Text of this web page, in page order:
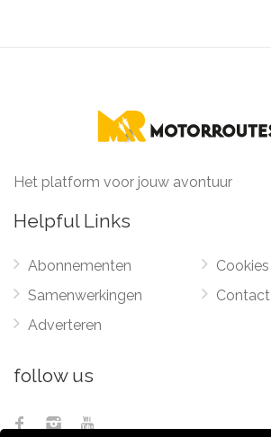
Het platform voor jouw avontuur
Helpful Links
Abonnementen
Samenwerkingen
Adverteren
Cookies
Contact
follow us